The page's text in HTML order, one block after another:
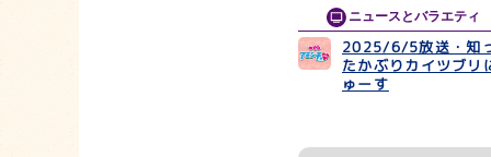
ニュースとバラエティ
2025/6/5放送・知
たかぶりカイツブリ
ゅーす